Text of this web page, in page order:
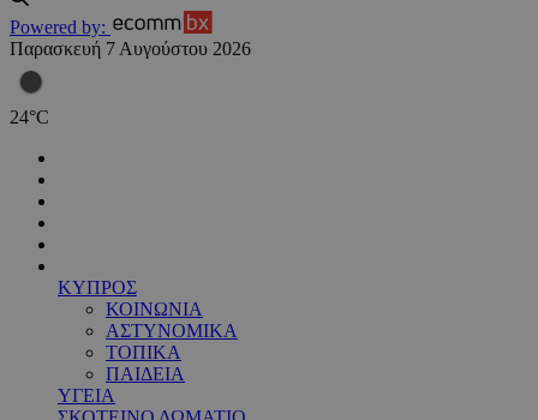
Powered by:
Παρασκευή 7 Αυγούστου 2026
24°C
ΚΥΠΡΟΣ
ΚΟΙΝΩΝΙΑ
ΑΣΤΥΝΟΜΙΚΑ
ΤΟΠΙΚΑ
ΠΑΙΔΕΙΑ
ΥΓΕΙΑ